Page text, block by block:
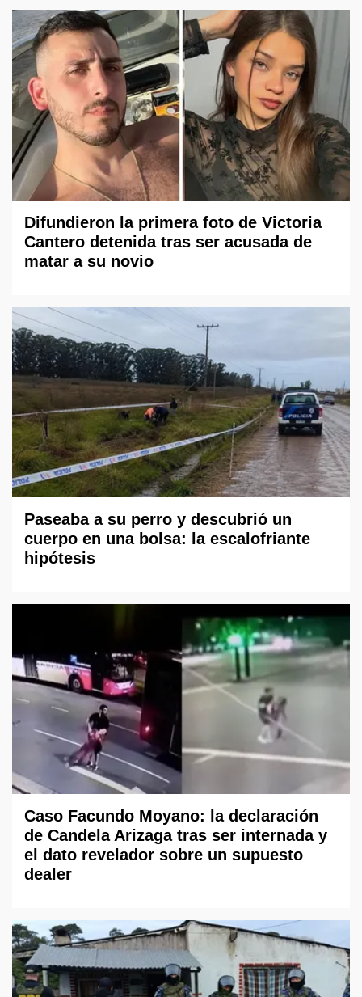
Difundieron la primera foto de Victoria
Cantero detenida tras ser acusada de
matar a su novio
Paseaba a su perro y descubrió un
cuerpo en una bolsa: la escalofriante
hipótesis
Caso Facundo Moyano: la declaración
de Candela Arizaga tras ser internada y
el dato revelador sobre un supuesto
dealer